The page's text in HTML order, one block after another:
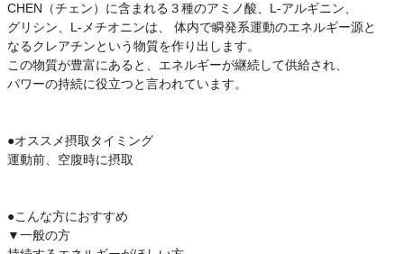
CHEN（チェン）に含まれる３種のアミノ酸、L-アルギニン、
グリシン、L-メチオニンは、 体内で瞬発系運動のエネルギー源と
なるクレアチンという物質を作り出します。
この物質が豊富にあると、エネルギーが継続して供給され、
パワーの持続に役立つと言われています。
●オススメ摂取タイミング
運動前、空腹時に摂取
●こんな方におすすめ
▼一般の方